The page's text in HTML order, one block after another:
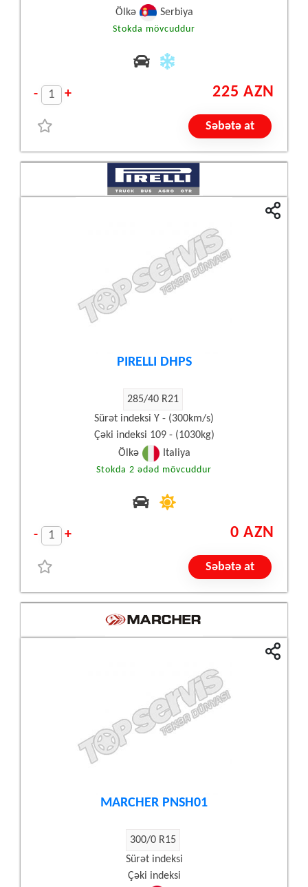
Ölkə Serbiya
Stokda mövcuddur
- + 225 AZN
Səbətə at
PIRELLI DHPS
285/40 R21
Sürət indeksi Y - (300km/s)
Çəki indeksi 109 - (1030kg)
Ölkə
Italiya
Stokda 2 ədəd mövcuddur
- + 0 AZN
Səbətə at
MARCHER PNSH01
300/0 R15
Sürət indeksi
Çəki indeksi